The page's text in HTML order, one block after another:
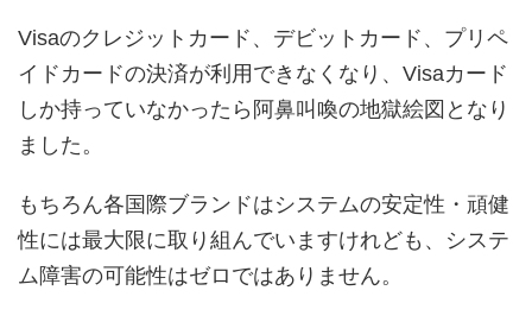
Visaのクレジットカード、デビットカード、プリペ
イドカードの決済が利用できなくなり、Visaカード
しか持っていなかったら阿鼻叫喚の地獄絵図となり
ました。
もちろん各国際ブランドはシステムの安定性・頑健
性には最大限に取り組んでいますけれども、システ
ム障害の可能性はゼロではありません。